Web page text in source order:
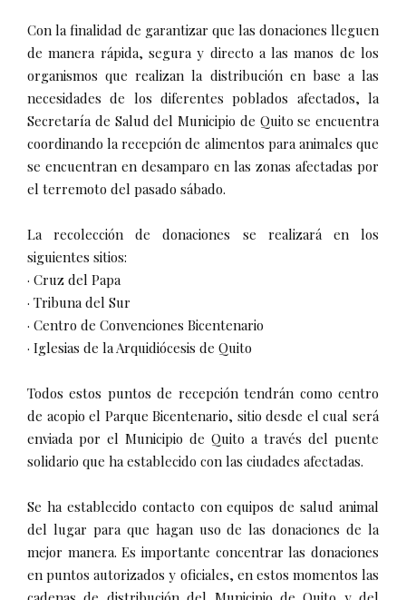
Con la finalidad de garantizar que las donaciones lleguen
de manera rápida, segura y directo a las manos de los
organismos que realizan la distribución en base a las
necesidades de los diferentes poblados afectados, la
Secretaría de Salud del Municipio de Quito se encuentra
coordinando la recepción de alimentos para animales que
se encuentran en desamparo en las zonas afectadas por
el terremoto del pasado sábado.
La recolección de donaciones se realizará en los
siguientes sitios:
· Cruz del Papa
· Tribuna del Sur
· Centro de Convenciones Bicentenario
· Iglesias de la Arquidiócesis de Quito
Todos estos puntos de recepción tendrán como centro
de acopio el Parque Bicentenario, sitio desde el cual será
enviada por el Municipio de Quito a través del puente
solidario que ha establecido con las ciudades afectadas.
Se ha establecido contacto con equipos de salud animal
del lugar para que hagan uso de las donaciones de la
mejor manera. Es importante concentrar las donaciones
en puntos autorizados y oficiales, en estos momentos las